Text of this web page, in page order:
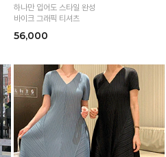
하나만 입어도 스타일 완성
바이크 그래픽 티셔츠
56,000